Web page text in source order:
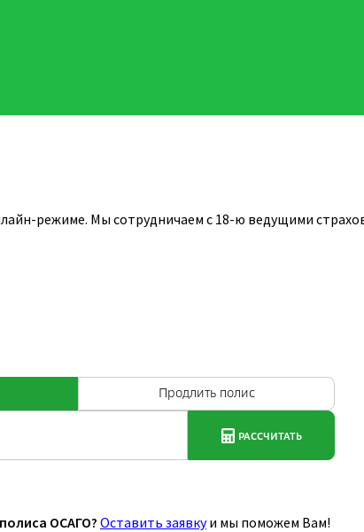
режиме. Мы сотрудничаем с 18-ю ведущими
ОСАГО?Оставить заявкуи мы поможем Вам!